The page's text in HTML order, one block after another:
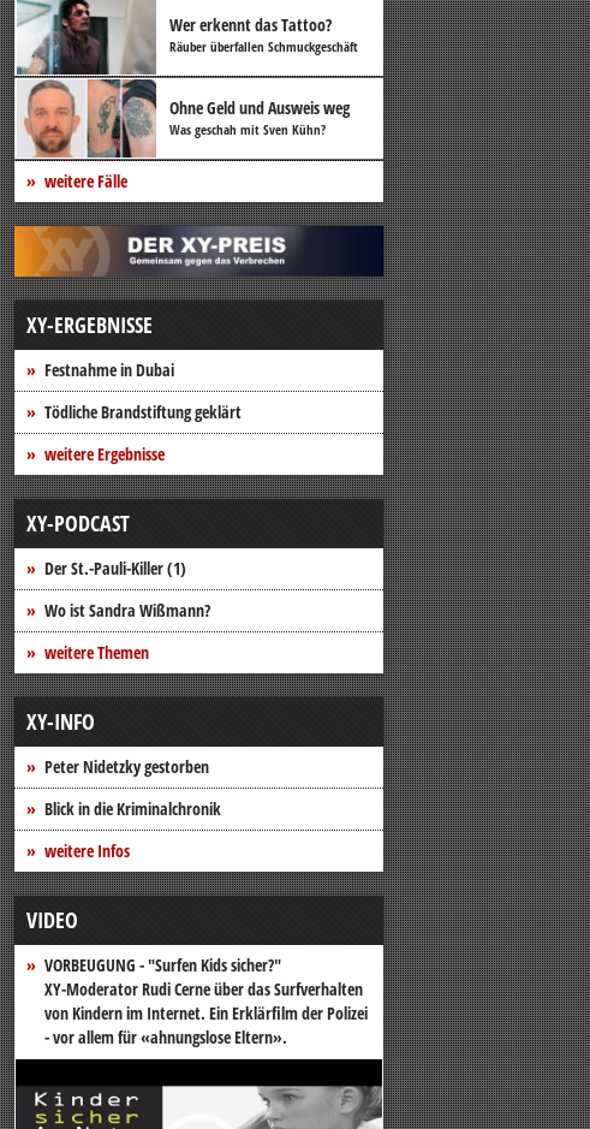
Wer erkennt das Tattoo?
Räuber überfallen Schmuckgeschäft
Ohne Geld und Ausweis weg
Was geschah mit Sven Kühn?
weitere Fälle
XY-ERGEBNISSE
Festnahme in Dubai
Tödliche Brandstiftung geklärt
weitere Ergebnisse
XY-PODCAST
Der St.-Pauli-Killer (1)
Wo ist Sandra Wißmann?
weitere Themen
XY-INFO
Peter Nidetzky gestorben
Blick in die Kriminalchronik
weitere Infos
VIDEO
VORBEUGUNG - "Surfen Kids sicher?"
XY-Moderator Rudi Cerne über das Surfverhalten
von Kindern im Internet. Ein Erklärfilm der Polizei
- vor allem für «ahnungslose Eltern».
Video-
Player